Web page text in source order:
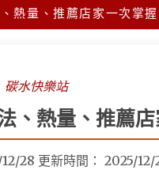
熱量、推薦店家一次掌握
碳水快樂站
、熱量、推薦
28 更新時間： 2025/12/